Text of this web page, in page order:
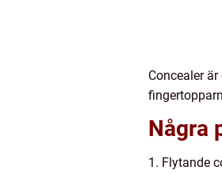
Concealer
Några
1. Flytande